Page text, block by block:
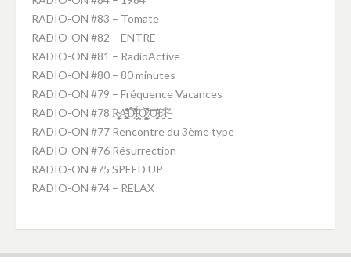
RADIO-ON #83 – Tomate
RADIO-ON #82 – ENTRE
RADIO-ON #81 – RadioActive
RADIO-ON #80 – 80 minutes
RADIO-ON #79 – Fréquence Vacances
RADIO-ON #78 R̴͕̭͈͎̥̹̦̀͜A̵̛͚̤̝̥̥͉̘̜͇͒̽͋̑ͅD̵̛͕̗̑̈́̂͑̿́̕Ḯ̵̪̘͕̪͙̘̤̋Ó̷̧̺̙̮͚̫͛̃̀̊̿̚ ̸̼̻͝O̴̭̱͔̖̩̫͈͍̜͊́̓̇͛F̷̞̭̟̖̘̀̒̄F̶̤̠̻̫̲̲̮̗̣̓̈́̌
RADIO-ON #77 Rencontre du 3ème type
RADIO-ON #76 Résurrection
RADIO-ON #75 SPEED UP
RADIO-ON #74 – RELAX